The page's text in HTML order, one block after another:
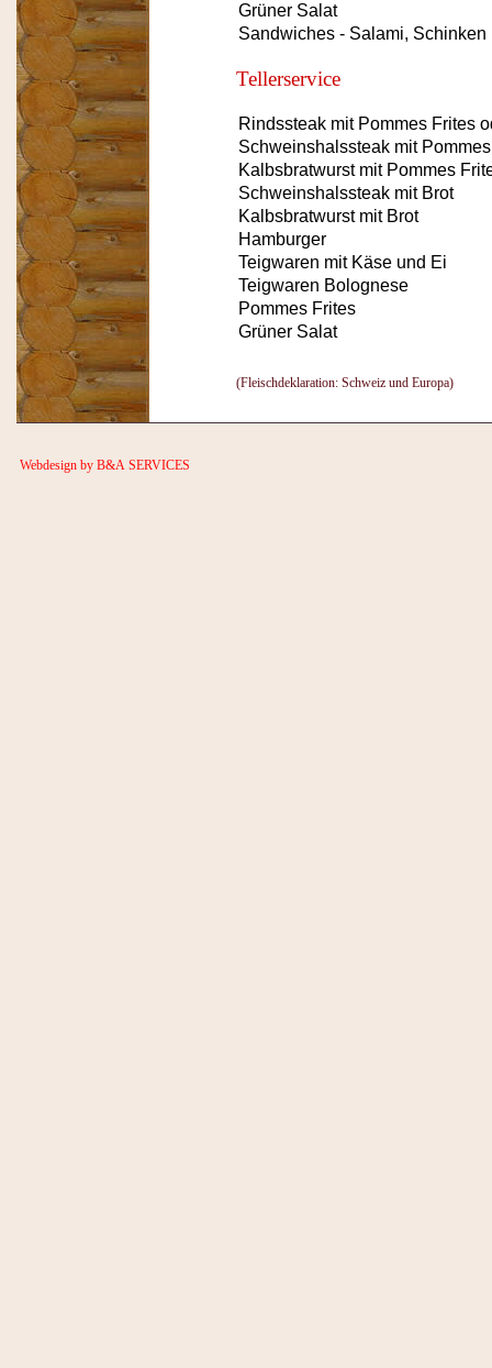
Grüner Salat
Sandwiches - Salami, Schinken
Tellerservice
Rindssteak mit Pommes Frites
Schweinshalssteak mit
Kalbsbratwurst mit Pommes
Schweinshalssteak mit Brot
Kalbsbratwurst mit Brot
Hamburger
Teigwaren mit Käse und Ei
Teigwaren Bolognese
Pommes Frites
Grüner Salat
(Fleischdeklaration: Schweiz und Europa)
Webdesign by B&A SERVICES